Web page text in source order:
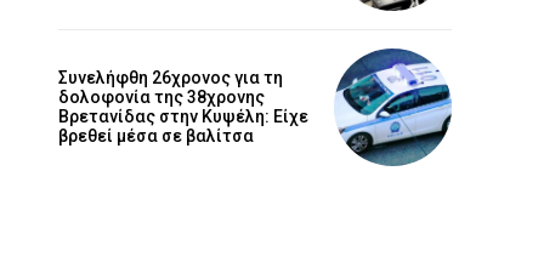
Συνελήφθη 26χρονος για τη
δολοφονία της 38χρονης
Βρετανίδας στην Κυψέλη: Είχε
βρεθεί μέσα σε βαλίτσα